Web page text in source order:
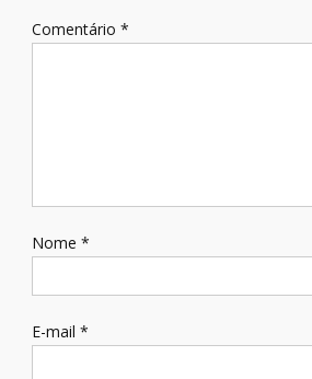
Comentário *
Nome *
E-mail *